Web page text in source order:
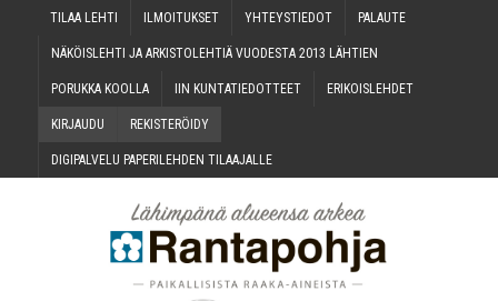
TILAA LEH­TI ILMOI­TUK­SET YHTEYS­TIE­DOT PALAU­TE
NÄKÖIS­LEH­TI JA ARKIS­TO­LEH­TIÄ VUO­DES­TA 2013 LÄHTIEN
PORUK­KA KOOLLA IIN KUN­TA­TIE­DOT­TEET ERI­KOIS­LEH­DET
KIR­JAU­DU REKIS­TE­RÖI­DY
DIGI­PAL­VE­LU PAPE­RI­LEH­DEN TILAAJALLE